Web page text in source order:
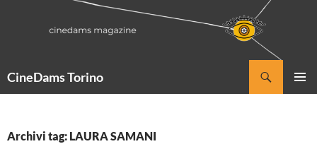
CineDams Torino
Archivi tag: LAURA SAMANI